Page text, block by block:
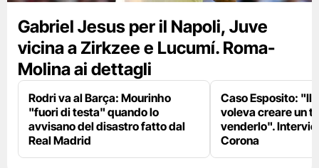
Gabriel Jesus per il Napoli, Juve
vicina a Zirkzee e Lucumí. Roma-
Molina ai dettagli
Rodri va al Barça: Mourinho
"fuori di testa" quando lo
avvisano del disastro fatto dal
Real Madrid
Caso Esposito: "Il
voleva creare un
venderlo".
Corona